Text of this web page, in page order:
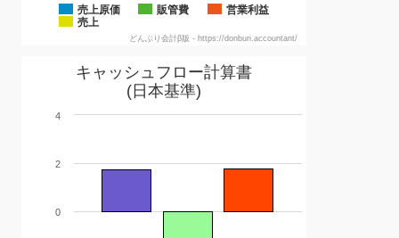
売上原価 販管費
営業利益
売上
どんぶり会計β版 - https://donburi.accountant/
キャッシュフロー計算書
(日本基準)
0
2
4